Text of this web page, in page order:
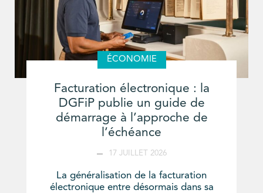
ÉCONOMIE
Facturation électronique : la
DGFiP publie un guide de
démarrage à l’approche de
l’échéance
17 JUILLET 2026
La généralisation de la facturation
électronique entre désormais dans sa